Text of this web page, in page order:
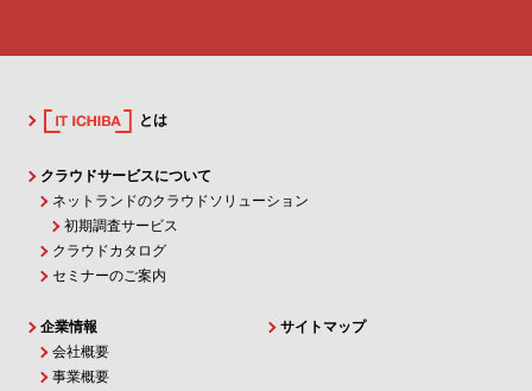
とは
クラウドサービスについて
ネットランドのクラウドソリューション
初期調査サービス
クラウドカタログ
セミナーのご案内
企業情報
会社概要
事業概要
サイトマップ